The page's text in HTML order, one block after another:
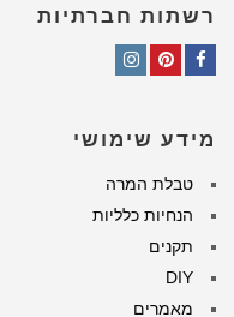
רשתות חברתיות
מידע שימושי
טבלת המרה
הנחיות כלליות
תקנים
DIY
מאמרים